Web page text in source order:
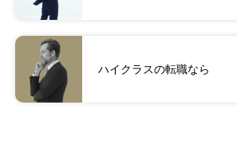
ハイクラスの転職なら